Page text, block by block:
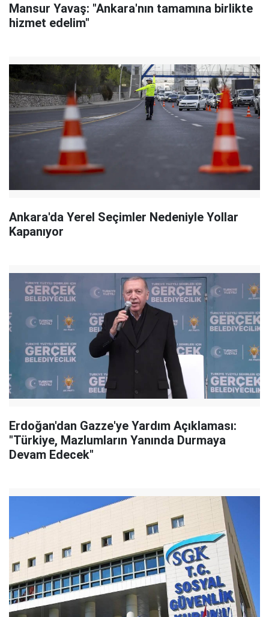
Mansur Yavaş: "Ankara'nın tamamına birlikte
hizmet edelim"
Ankara'da Yerel Seçimler Nedeniyle Yollar
Kapanıyor
Erdoğan'dan Gazze'ye Yardım Açıklaması:
"Türkiye, Mazlumların Yanında Durmaya
Devam Edecek"